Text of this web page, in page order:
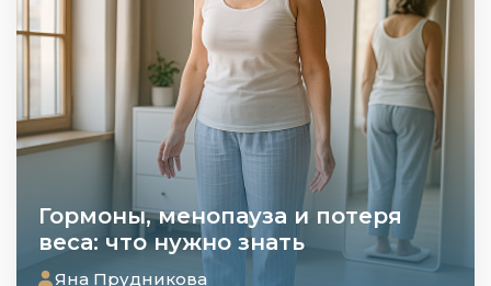
Гормоны, менопауза и потеря
веса: что нужно знать
Яна Прудникова